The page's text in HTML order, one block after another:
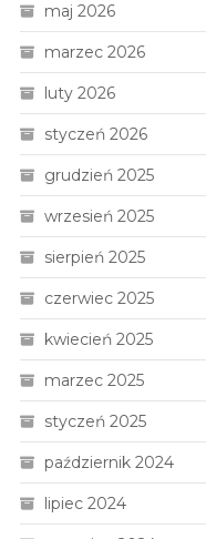
maj 2026
marzec 2026
luty 2026
styczeń 2026
grudzień 2025
wrzesień 2025
sierpień 2025
czerwiec 2025
kwiecień 2025
marzec 2025
styczeń 2025
październik 2024
lipiec 2024